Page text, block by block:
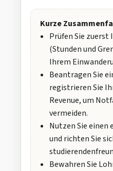
Kurze
Prüfen Sie
(Stunden und
Ihrem
Beantragen Sie
registrieren Sie
Revenue, um
vermeiden.
Nutzen Sie einen
und richten Sie
Bewahren Sie